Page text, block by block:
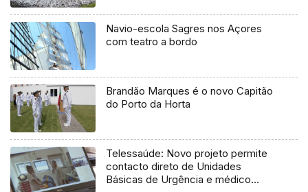
Navio-escola Sagres nos Açores
com teatro a bordo
Brandão Marques é o novo Capitão
do Porto da Horta
Telessaúde: Novo projeto permite
contacto direto de Unidades
Básicas de Urgência e médico